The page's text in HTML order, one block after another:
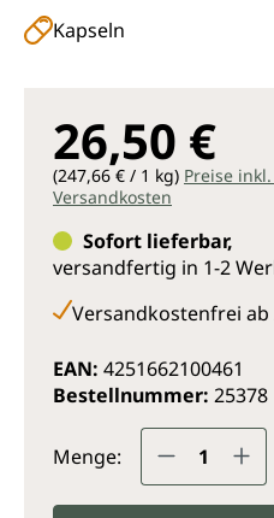
Kapseln
26,50 €
(247,66 € / 1 kg) Preise
Versandkosten
Sofort lieferbar,
versandfertig in 1-2
Versandkostenfrei ab
EAN: 4251662100461
Bestellnummer: 25378
Menge: Produkt